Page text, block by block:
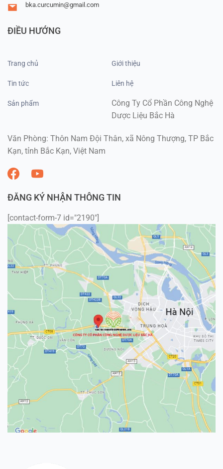
bka.curcumin@gmail.com
ĐIỀU HƯỚNG
Trang chủ Giới thiệu
Tin tức Liên hệ
Sản phẩm
Công Ty Cổ Phần Công Nghệ
Dược Liệu Bắc Hà
Văn Phòng: Thôn Nam Đội Thân, xã Nông Thượng, TP Bắc
Kạn, tỉnh Bắc Kạn, Việt Nam
ĐĂNG KÝ NHẬN THÔNG TIN
[contact-form-7 id="2190"]